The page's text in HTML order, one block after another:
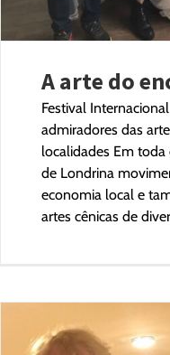
A arte do
Festival
admiradores das
localidades Em toda
de Londrina
economia local e
artes cênicas de